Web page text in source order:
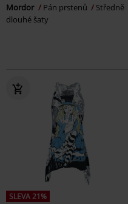
Mordor Pán prstenů
Středně
dlouhé šaty
SLEVA 21%